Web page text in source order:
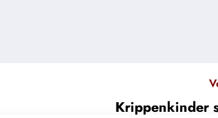
Krippenkinder